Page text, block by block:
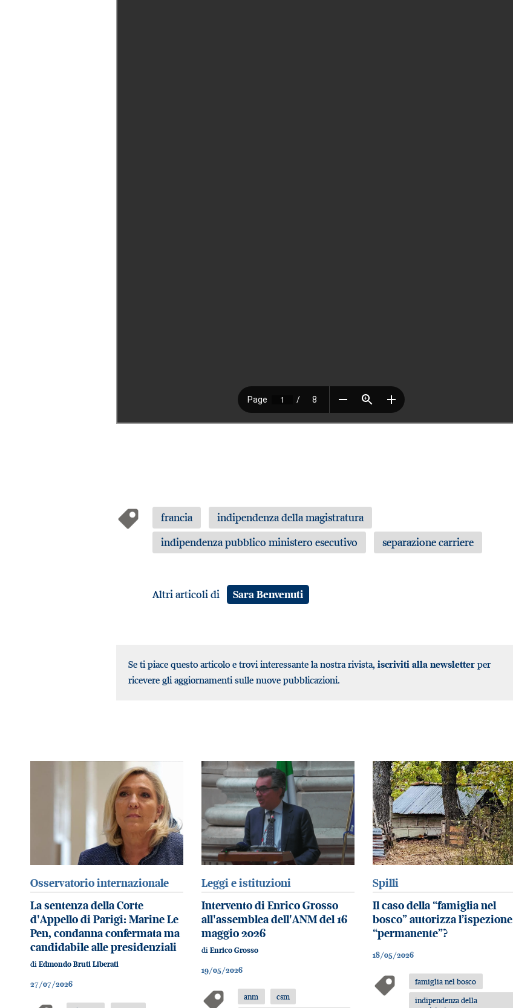
francia
indipendenza della magistratura
indipendenza pubblico ministero esecutivo
separazione carriere
Altri articoli di Sara Benvenuti
Se ti piace questo articolo e trovi interessante la nostra rivista, iscriviti alla newsletter per
ricevere gli aggiornamenti sulle nuove pubblicazioni.
Osservatorio internazionale
La sentenza della Corte
d'Appello di Parigi: Marine Le
Pen, condanna confermata ma
candidabile alle presidenziali
di Edmondo Bruti Liberati
27/07/2026
Leggi e istituzioni
Intervento di Enrico Grosso
all'assemblea dell'ANM del 16
maggio 2026
diEnrico Grosso
19/05/2026
anm csm
Spilli
Il caso della “famiglia nel
bosco” autorizza l’ispezione
“permanente”?
18/05/2026
famiglia nel bosco
indipendenza della